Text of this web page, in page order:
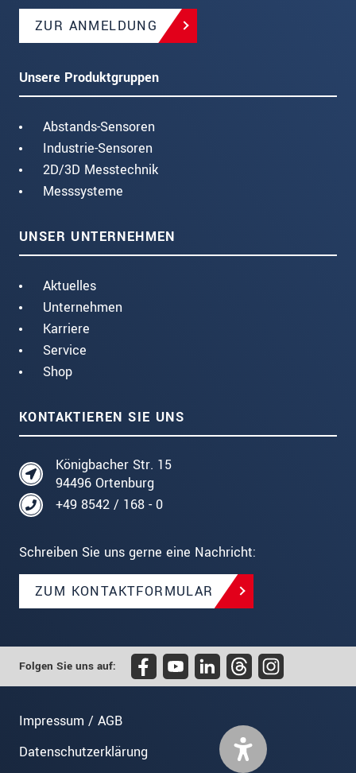
ZUR ANMELDUNG
Unsere Produktgruppen
Abstands-Sensoren
Industrie-Sensoren
2D/3D Messtechnik
Messsysteme
UNSER UNTERNEHMEN
Aktuelles
Unternehmen
Karriere
Service
Shop
KONTAKTIEREN SIE UNS
Königbacher Str. 15
94496 Ortenburg
+49 8542 / 168 - 0
Schreiben Sie uns gerne eine Nachricht:
ZUM KONTAKTFORMULAR
Folgen Sie uns auf:
Impressum / AGB
Datenschutzerklärung